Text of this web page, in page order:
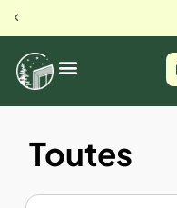
23 rue du busset, Orbey
Toutes